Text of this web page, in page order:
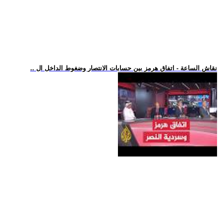
.. نقاش الساعة - اتفاق هرمز بين حسابات الانتصار وضغوط الداخل ال